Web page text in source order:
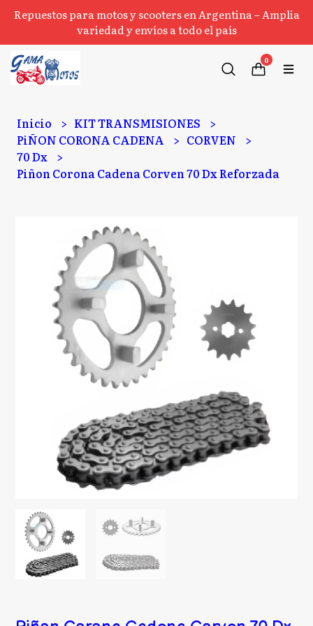
Repuestos para motos y scooters en Argentina – Amplia
variedad y envíos a todo el país
0
Inicio
KIT TRANSMISIONES
PiÑON CORONA CADENA
CORVEN
70 Dx
Piñon Corona Cadena Corven 70 Dx Reforzada